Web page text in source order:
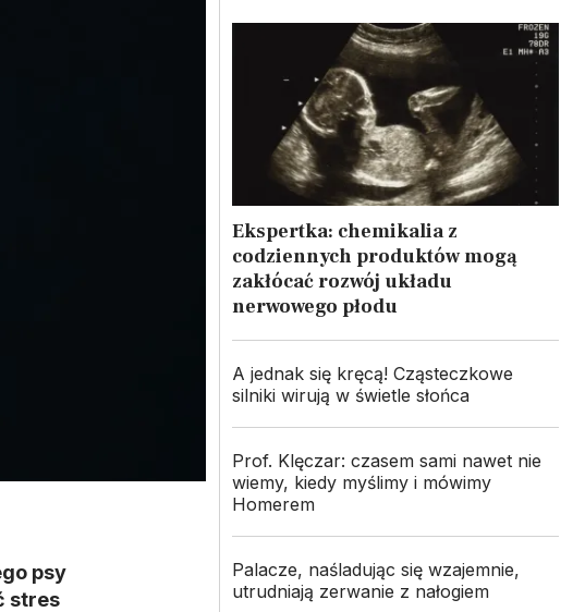
psy
stres
Ekspertka: chemikalia z
codziennych produktów mogą
zakłócać rozwój układu
nerwowego płodu
A jednak się kręcą! Cząsteczkowe
silniki wirują w świetle słońca
Prof. Klęczar: czasem sami nawet nie
wiemy, kiedy myślimy i mówimy
Homerem
Palacze, naśladując się wzajemnie,
utrudniają zerwanie z nałogiem